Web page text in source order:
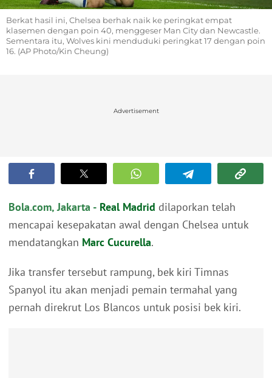
Berkat hasil ini, Chelsea berhak naik ke peringkat empat
klasemen dengan poin 40, menggeser Man City dan Newcastle.
Sementara itu, Wolves kini menduduki peringkat 17 dengan poin
16. (AP Photo/Kin Cheung)
Advertisement
Bola.com, Jakarta - Real Madrid dilaporkan telah
mencapai kesepakatan awal dengan Chelsea untuk
mendatangkan Marc Cucurella.
Jika transfer tersebut rampung, bek kiri Timnas
Spanyol itu akan menjadi pemain termahal yang
pernah direkrut Los Blancos untuk posisi bek kiri.